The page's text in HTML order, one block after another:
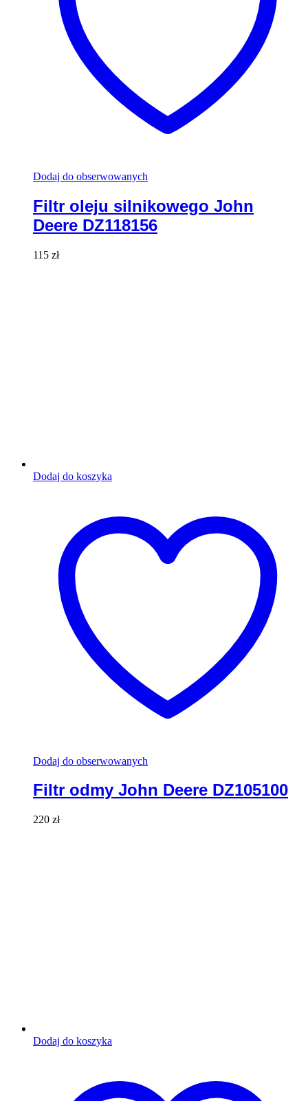
Dodaj do obserwowanych
Filtr oleju silnikowego John
Deere DZ118156
115 zł
Dodaj do koszyka
Dodaj do obserwowanych
Filtr odmy John Deere DZ105100
220 zł
Dodaj do koszyka